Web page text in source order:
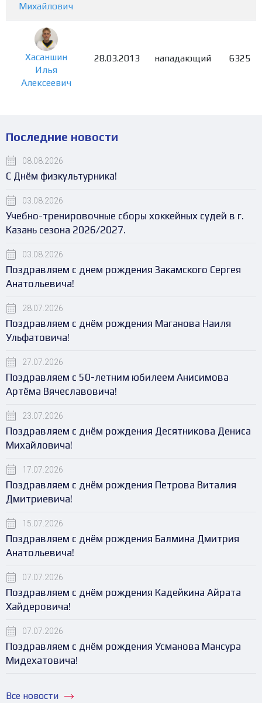
Михайлович
Хасаншин
Илья
Алексеевич
28.03.2013 нападающий 6325
Последние новости
08.08.2026
С Днём физкультурника!
03.08.2026
Учебно-тренировочные сборы хоккейных судей в г.
Казань сезона 2026/2027.
03.08.2026
Поздравляем с днем рождения Закамского Сергея
Анатольевича!
28.07.2026
Поздравляем с днём рождения Маганова Наиля
Ульфатовича!
27.07.2026
Поздравляем с 50-летним юбилеем Анисимова
Артёма Вячеславовича!
23.07.2026
Поздравляем с днём рождения Десятникова Дениса
Михайловича!
17.07.2026
Поздравляем с днём рождения Петрова Виталия
Дмитриевича!
15.07.2026
Поздравляем с днём рождения Балмина Дмитрия
Анатольевича!
07.07.2026
Поздравляем с днём рождения Кадейкина Айрата
Хайдеровича!
07.07.2026
Поздравляем с днём рождения Усманова Мансура
Мидехатовича!
Все новости